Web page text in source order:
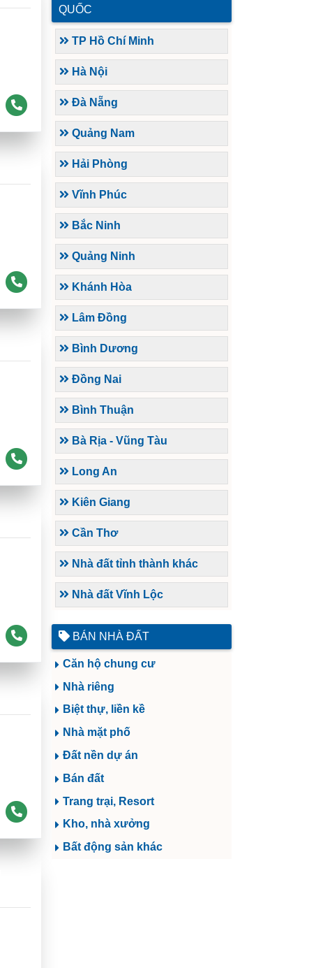
QUỐC
TP Hồ Chí Minh
Hà Nội
Đà Nẵng
Quảng Nam
Hải Phòng
Vĩnh Phúc
Bắc Ninh
Quảng Ninh
Khánh Hòa
Lâm Đồng
Bình Dương
Đồng Nai
Bình Thuận
Bà Rịa - Vũng Tàu
Long An
Kiên Giang
Cần Thơ
Nhà đất tỉnh thành khác
Nhà đất Vĩnh Lộc
BÁN NHÀ ĐẤT
Căn hộ chung cư
Nhà riêng
Biệt thự, liền kề
Nhà mặt phố
Đất nền dự án
Bán đất
Trang trại, Resort
Kho, nhà xưởng
Bất động sản khác